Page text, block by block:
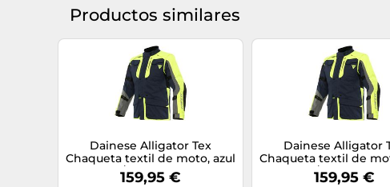
Productos similares
Dainese Alligator Tex
Chaqueta textil de moto, azul
oscuro/amarillo, Talla 50
159,95 €
Dainese Alligator
Chaqueta textil de
oscuro/amarillo,
159,95 €